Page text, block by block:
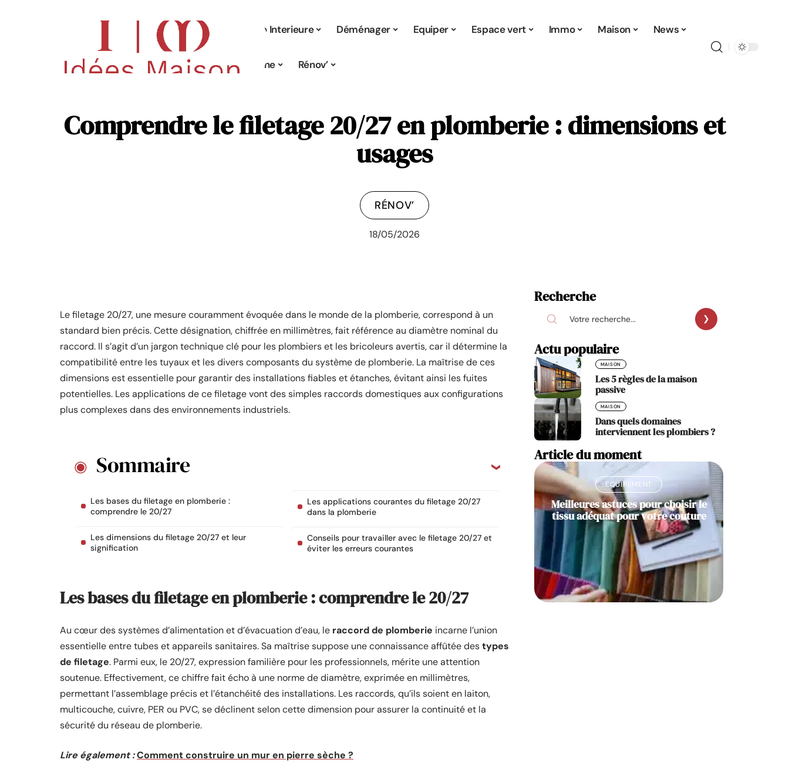
Déco Interieure Déménager Equiper Espace vert Immo Maison News
Piscine Rénov’
Comprendre le filetage 20/27 en plomberie : dimensions et
usages
RÉNOV’
18/05/2026
Le filetage 20/27, une mesure couramment évoquée dans le monde de la plomberie, correspond à un
standard bien précis. Cette désignation, chiffrée en millimètres, fait référence au diamètre nominal du
raccord. Il s’agit d’un jargon technique clé pour les plombiers et les bricoleurs avertis, car il détermine la
compatibilité entre les tuyaux et les divers composants du système de plomberie. La maîtrise de ces
dimensions est essentielle pour garantir des installations fiables et étanches, évitant ainsi les fuites
potentielles. Les applications de ce filetage vont des simples raccords domestiques aux configurations
plus complexes dans des environnements industriels.
Sommaire
Les bases du filetage en plomberie :
comprendre le 20/27
Les dimensions du filetage 20/27 et leur
signification
Les applications courantes du filetage 20/27
dans la plomberie
Conseils pour travailler avec le filetage 20/27 et
éviter les erreurs courantes
Les bases du filetage en plomberie : comprendre le 20/27
Au cœur des systèmes d’alimentation et d’évacuation d’eau, le raccord de plomberie incarne l’union
essentielle entre tubes et appareils sanitaires. Sa maîtrise suppose une connaissance affûtée destypes
de filetage. Parmi eux, le 20/27, expression familière pour les professionnels, mérite une attention
soutenue. Effectivement, ce chiffre fait écho à une norme de diamètre, exprimée en millimètres,
permettant l’assemblage précis et l’étanchéité des installations. Les raccords, qu’ils soient en laiton,
multicouche, cuivre, PER ou PVC, se déclinent selon cette dimension pour assurer la continuité et la
sécurité du réseau de plomberie.
Lire également :Comment construire un mur en pierre sèche ?
Recherche
Actu populaire
MAISON
Les 5 règles de la maison
passive
MAISON
Dans quels domaines
interviennent les plombiers ?
Article du moment
EQUIPEMENT
Meilleures astuces pour choisir le
tissu adéquat pour votre couture